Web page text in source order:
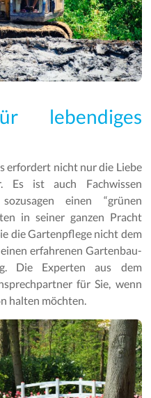
lebendiges
erfordert nicht nur die Liebe
Es ist auch Fachwissen
einen “grünen
in seiner ganzen Pracht
die Gartenpflege nicht dem
erfahrenen Gartenbau-
Die Experten aus dem
für Sie, wenn
halten möchten.